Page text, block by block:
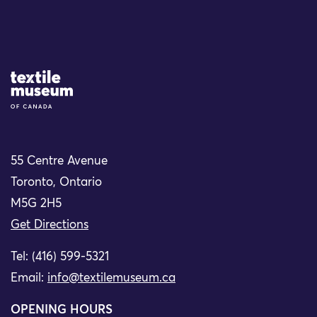
Site Logo
55 Centre Avenue
Toronto, Ontario
M5G 2H5
Get Directions
Tel: (416) 599-5321
Email: info@textilemuseum.ca
OPENING HOURS